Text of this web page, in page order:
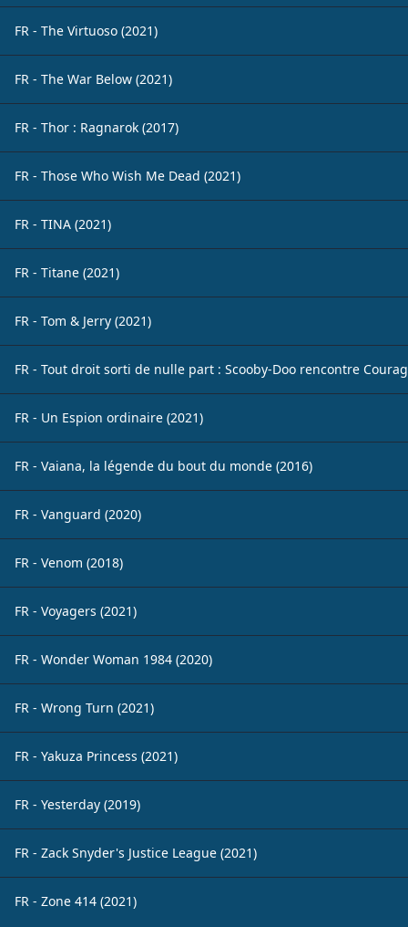
FR - The Virtuoso (2021)
FR - The War Below (2021)
FR - Thor : Ragnarok (2017)
FR - Those Who Wish Me Dead (2021)
FR - TINA (2021)
FR - Titane (2021)
FR - Tom & Jerry (2021)
FR - Tout droit sorti de nulle part : Scooby-Doo rencontre
FR - Un Espion ordinaire (2021)
FR - Vaiana, la légende du bout du monde (2016)
FR - Vanguard (2020)
FR - Venom (2018)
FR - Voyagers (2021)
FR - Wonder Woman 1984 (2020)
FR - Wrong Turn (2021)
FR - Yakuza Princess (2021)
FR - Yesterday (2019)
FR - Zack Snyder's Justice League (2021)
FR - Zone 414 (2021)